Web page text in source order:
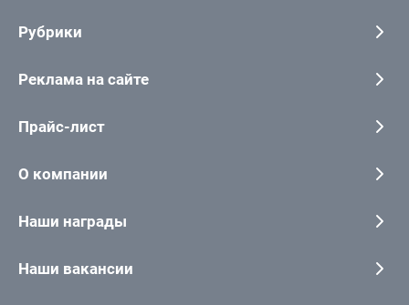
Рубрики
Реклама на сайте
Прайс-лист
О компании
Наши награды
Наши вакансии